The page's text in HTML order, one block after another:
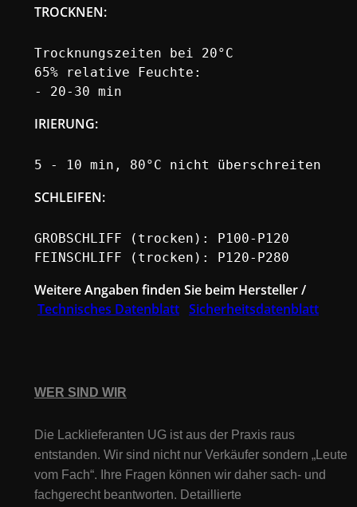
TROCKNEN:
Trocknungszeiten bei 20°C
65% relative Feuchte:
- 20-30 min
IRIERUNG:
5 - 10 min, 80°C nicht überschreiten
SCHLEIFEN:
GROBSCHLIFF (trocken): P100-P120
FEINSCHLIFF (trocken): P120-P280
Weitere Angaben finden Sie beim Hersteller /
Technisches Datenblatt Sicherheitsdatenblatt
WER SIND WIR
Die Lacklieferanten UG ist aus der Praxis raus
entstanden. Wir sind nicht nur Verkäufer sondern „Leute
vom Fach“. Ihre Fragen können wir daher sach- und
fachgerecht beantworten. Detaillierte